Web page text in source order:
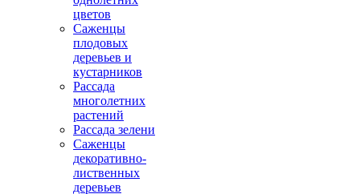
цветов
Саженцы
плодовых
деревьев и
кустарников
Рассада
многолетних
растений
Рассада зелени
Саженцы
декоративно-
лиственных
деревьев